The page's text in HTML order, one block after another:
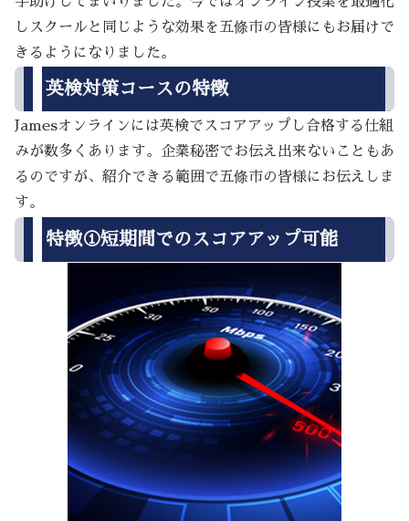
しスクールと同じような効果を五條市の皆様にもお届けで
きるようになりました。
英検対策コースの特徴
Jamesオンラインには英検でスコアアップし合格する仕組
みが数多くあります。企業秘密でお伝え出来ないこともあ
るのですが、紹介できる範囲で五條市の皆様にお伝えしま
す。
特徴①短期間でのスコアアップ可能